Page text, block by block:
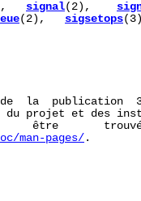
signal(2),
(2), sigsetops
la  publication
projet et des
être
man-pages/ .